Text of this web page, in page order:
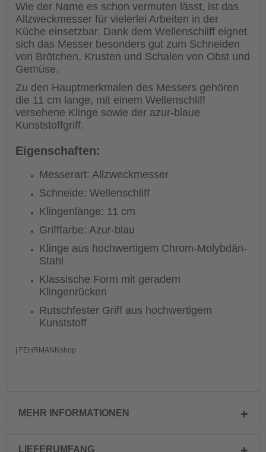
Wie der Name es schon vermuten lässt, ist das
Allzweckmesser für vielerlei Arbeiten in der
Küche einsetzbar. Dank dem Wellenschliff eignet
sich das Messer besonders gut zum Schneiden
von Brötchen, Krusten und Schalen von Obst und
Gemüse.
Zu den Hauptmerkmalen des Messers gehören
die 11 cm lange, mit einem Wellenschliff
versehene Klinge sowie der azur-blaue
Kunststoffgriff.
Eigenschaften:
Messerart: Allzweckmesser
Schneide: Wellenschliff
Klingenlänge: 11 cm
Grifffarbe: Azur-blau
Klinge aus hochwertigem Chrom-Molybdän-
Stahl
Klassische Form mit geradem
Klingenrücken
Rutschfester Griff aus hochwertigem
Kunststoff
| FEHRMANNshop
MEHR INFORMATIONEN
LIEFERUMFANG